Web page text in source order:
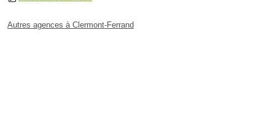
Autres agences à Clermont-Ferrand